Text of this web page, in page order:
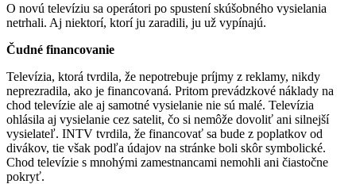
O novú televíziu sa operátori po spustení skúšobného vysielania
netrhali. Aj niektorí, ktorí ju zaradili, ju už vypínajú.
Čudné financovanie
Televízia, ktorá tvrdila, že nepotrebuje príjmy z reklamy, nikdy
neprezradila, ako je financovaná. Pritom prevádzkové náklady na
chod televízie ale aj samotné vysielanie nie sú malé. Televízia
ohlásila aj vysielanie cez satelit, čo si nemôže dovoliť ani silnejší
vysielateľ. INTV tvrdila, že financovať sa bude z poplatkov od
divákov, tie však podľa údajov na stránke boli skôr symbolické.
Chod televízie s mnohými zamestnancami nemohli ani čiastočne
pokryť.